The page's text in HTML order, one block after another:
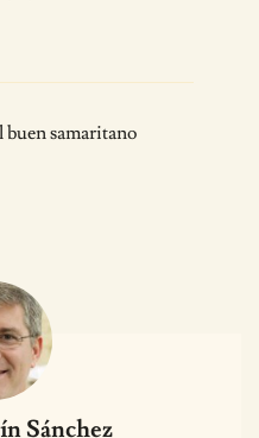
buen samaritano
Sánchez